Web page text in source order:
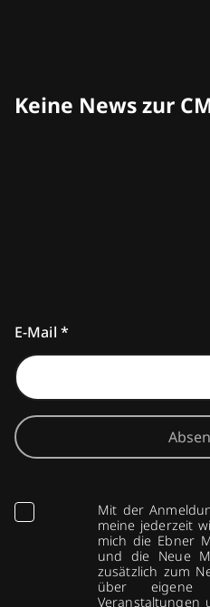
Keine News zur
E-Mail *
Mit der
meine jederzeit
mich die Ebner
und die Neue
zusätzlich zum
über eigene
Veranstaltungen